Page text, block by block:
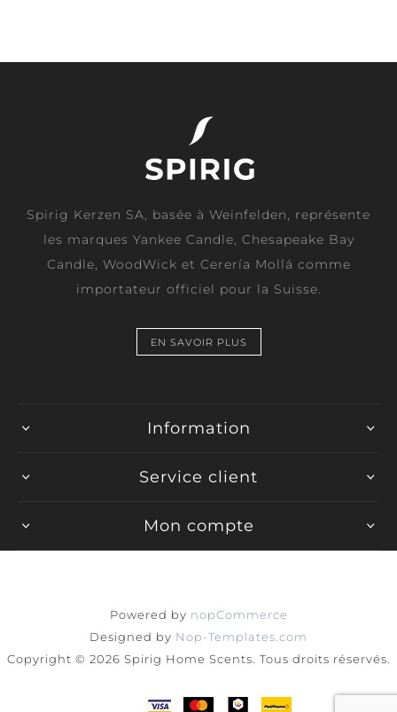
Spirig Kerzen SA, basée à Weinfelden, représente
les marques Yankee Candle, Chesapeake Bay
Candle, WoodWick et Cerería Mollá comme
importateur officiel pour la Suisse.
EN SAVOIR PLUS
Information
Service client
Mon compte
Powered by nopCommerce
Designed by Nop-Templates.com
Copyright © 2026 Spirig Home Scents. Tous droits réservés.